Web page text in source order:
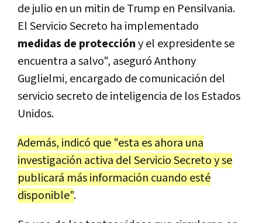
de julio en un mitin de Trump en Pensilvania.
El Servicio Secreto ha implementado
medidas de proteccióny el expresidente se
encuentra a salvo", aseguró Anthony
Guglielmi, encargado de comunicación del
servicio secreto de inteligencia de los Estados
Unidos.
Además, indicó que "esta es ahora una
investigación activa del Servicio Secreto y se
publicará más información cuando esté
disponible".